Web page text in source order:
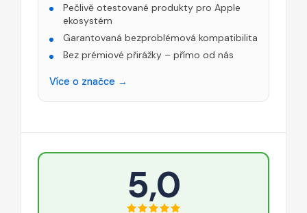
Pečlivě otestované produkty pro Apple
ekosystém
Garantovaná bezproblémová kompatibilita
Bez prémiové přirážky – přímo od nás
Více o značce →
5,0